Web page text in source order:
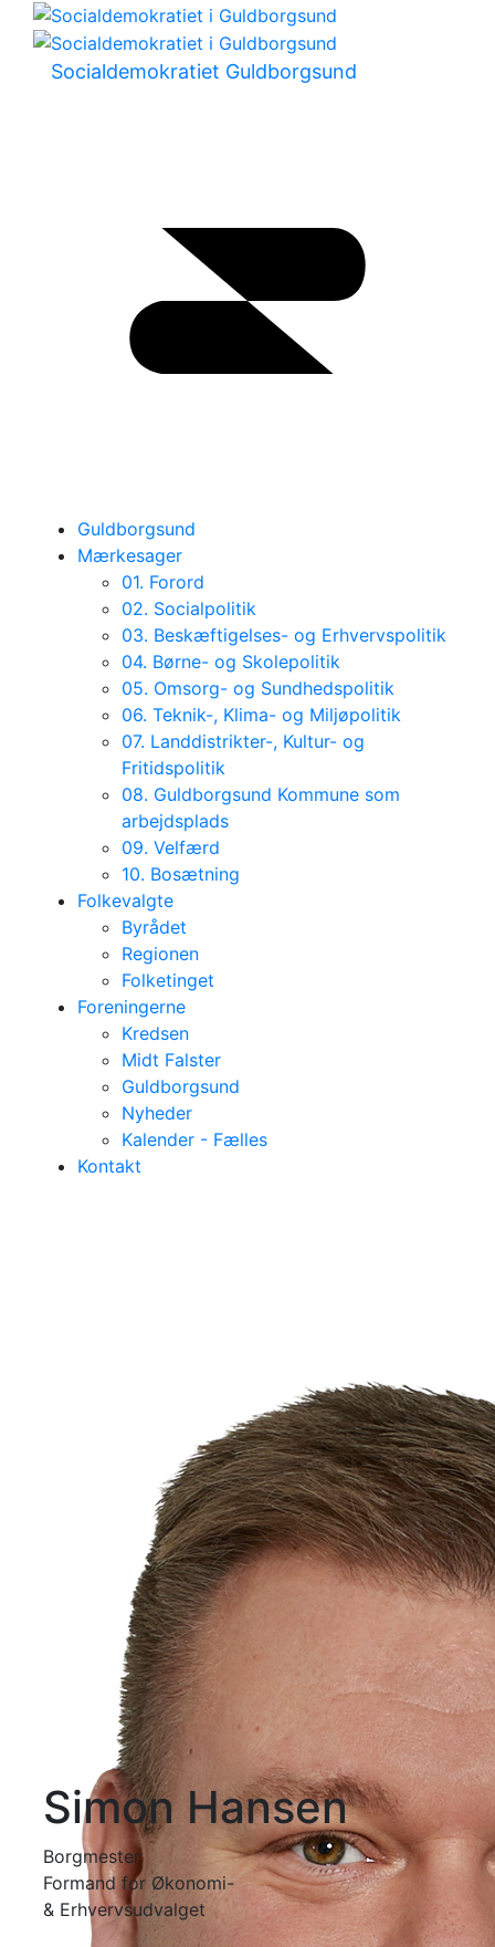
Socialdemokratiet Guldborgsund
Guldborgsund
Mærkesager
01. Forord
02. Socialpolitik
03. Beskæftigelses- og Erhvervspolitik
04. Børne- og Skolepolitik
05. Omsorg- og Sundhedspolitik
06. Teknik-, Klima- og Miljøpolitik
07. Landdistrikter-, Kultur- og
Fritidspolitik
08. Guldborgsund Kommune som
arbejdsplads
09. Velfærd
10. Bosætning
Folkevalgte
Byrådet
Regionen
Folketinget
Foreningerne
Kredsen
Midt Falster
Guldborgsund
Nyheder
Kalender - Fælles
Kontakt
Simon Hansen
Borgmester
Formand for Økonomi-
& Erhvervsudvalget